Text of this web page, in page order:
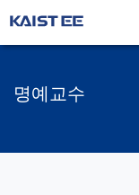
명예교수